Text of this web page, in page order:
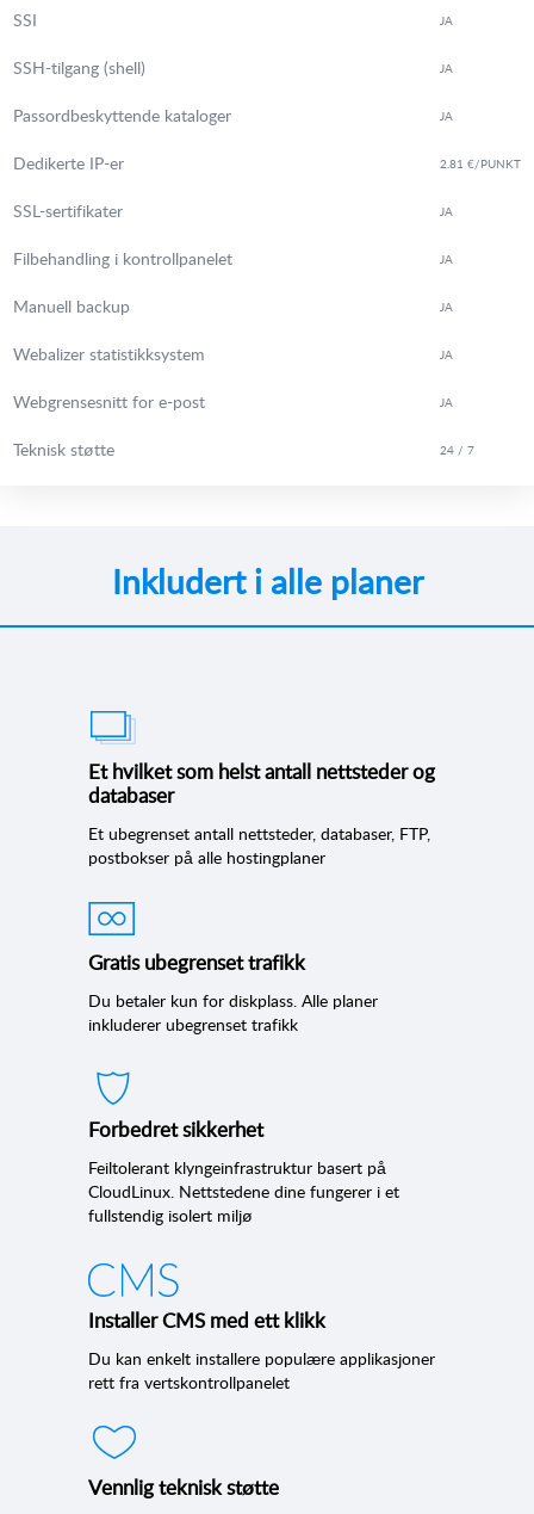
SSI JA
SSH-tilgang (shell) JA
Passordbeskyttende kataloger JA
Dedikerte IP-er 2.81 €/PUNKT
SSL-sertifikater JA
Filbehandling i kontrollpanelet JA
Manuell backup JA
Webalizer statistikksystem JA
Webgrensesnitt for e-post JA
Teknisk støtte 24 / 7
Inkludert i alle planer
Et hvilket som helst antall nettsteder og
databaser
Et ubegrenset antall nettsteder, databaser, FTP,
postbokser på alle hostingplaner
Gratis ubegrenset trafikk
Du betaler kun for diskplass. Alle planer
inkluderer ubegrenset trafikk
Forbedret sikkerhet
Feiltolerant klyngeinfrastruktur basert på
CloudLinux. Nettstedene dine fungerer i et
fullstendig isolert miljø
Installer CMS med ett klikk
Du kan enkelt installere populære applikasjoner
rett fra vertskontrollpanelet
Vennlig teknisk støtte